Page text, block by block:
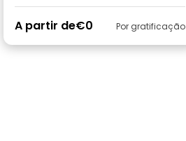
A partir de€0 Por gratificação